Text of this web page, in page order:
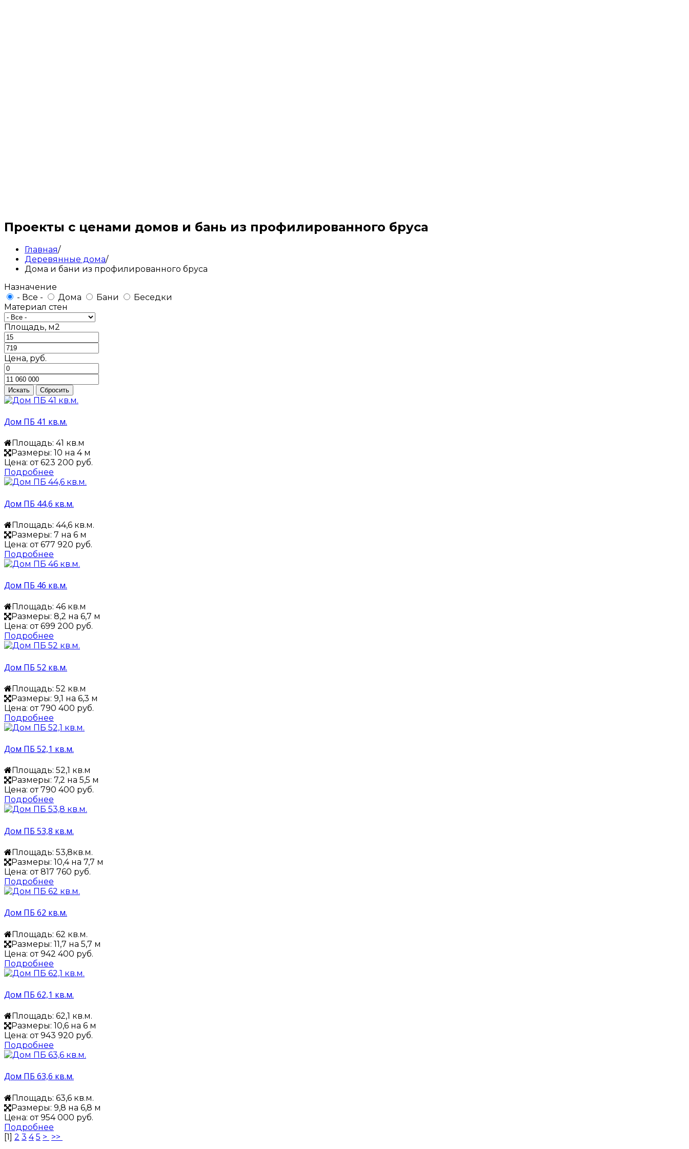
Проекты с ценами домов и бань из профилированного бруса
Главная/
Деревянные дома/
Дома и бани из профилированного бруса
Назначение
- Все -
Дома Бани
Беседки
Материал стен
Площадь, м2
Цена, руб.
Дом ПБ 41 кв.м.
Площадь: 41 кв.м
Размеры: 10 на 4 м
Цена: от623 200 руб.
Подробнее
Дом ПБ 44,6 кв.м.
Площадь: 44,6 кв.м.
Размеры: 7 на 6 м
Цена: от677 920 руб.
Подробнее
Дом ПБ 46 кв.м.
Площадь: 46 кв.м
Размеры: 8,2 на 6,7 м
Цена: от699 200 руб.
Подробнее
Дом ПБ 52 кв.м.
Площадь: 52 кв.м
Размеры: 9,1 на 6,3 м
Цена: от790 400 руб.
Подробнее
Дом ПБ 52,1 кв.м.
Площадь: 52,1 кв.м
Размеры: 7,2 на 5,5 м
Цена: от790 400 руб.
Подробнее
Дом ПБ 53,8 кв.м.
Площадь: 53,8кв.м.
Размеры: 10,4 на 7,7 м
Цена: от817 760 руб.
Подробнее
Дом ПБ 62 кв.м.
Площадь: 62 кв.м.
Размеры: 11,7 на 5,7 м
Цена: от942 400 руб.
Подробнее
Дом ПБ 62,1 кв.м.
Площадь: 62,1 кв.м.
Размеры: 10,6 на 6 м
Цена: от943 920 руб.
Подробнее
Дом ПБ 63,6 кв.м.
Площадь: 63,6 кв.м.
Размеры: 9,8 на 6,8 м
Цена: от954 000 руб.
Подробнее
[1] 2 3 4 5 > >>